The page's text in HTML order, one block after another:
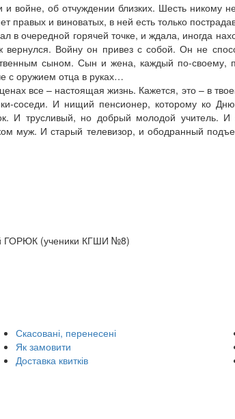
войне, об отчуждении близких. Шесть никому
правых и виноватых, в ней есть только
в очередной горячей точке, и ждала, иногда
вернулся. Войну он привез с собой. Он не
сыном. Сын и жена, каждый по-своему,
с оружием отца в руках…
все – настоящая жизнь. Кажется, это – в
соседи. И нищий пенсионер, которому ко
И трусливый, но добрый молодой учитель.
муж. И старый телевизор, и ободранный
ГОРЮК (ученики КГШИ №8)
Скасовані, перенесені
Як замовити
Доставка квитків